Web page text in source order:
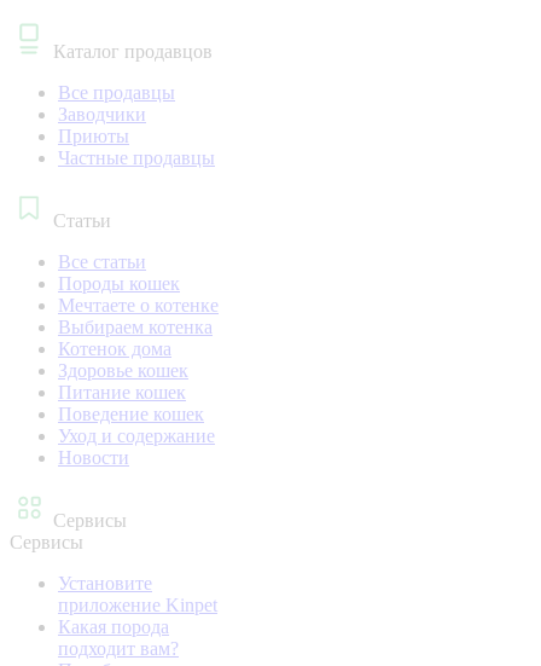
Каталог продавцов
Все продавцы
Заводчики
Приюты
Частные продавцы
Статьи
Все статьи
Породы кошек
Мечтаете о котенке
Выбираем котенка
Котенок дома
Здоровье кошек
Питание кошек
Поведение кошек
Уход и содержание
Новости
Сервисы
Сервисы
Установите
приложение Kinpet
Какая порода
подходит вам?